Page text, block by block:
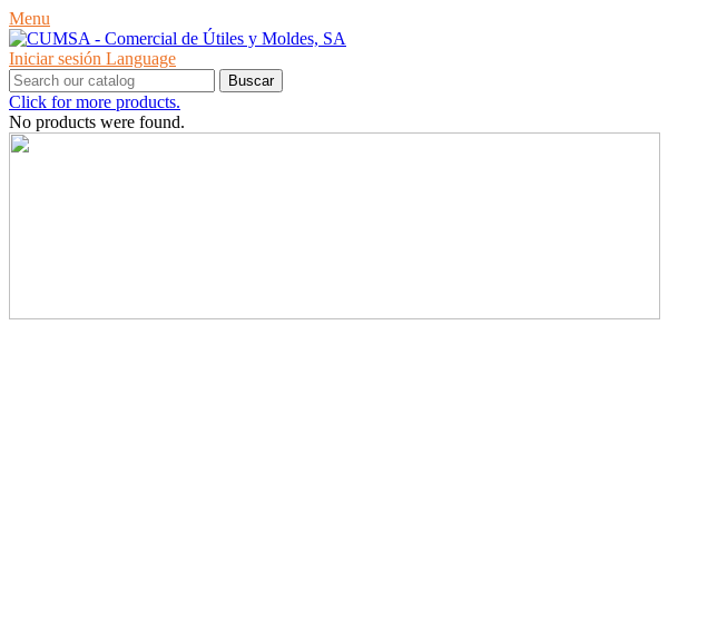
Menu
Iniciar sesión Language
Buscar
Click for more products.
No products were found.